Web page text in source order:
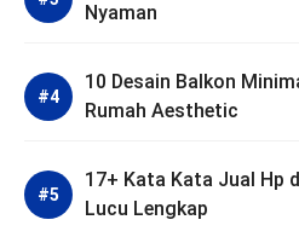
Nyaman
10 Desain Balkon
Rumah Aesthetic
17+ Kata Kata Jual Hp
Lucu Lengkap